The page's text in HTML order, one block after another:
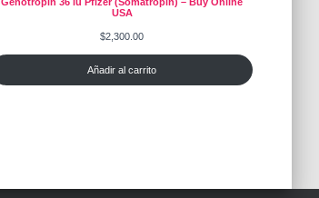
USA
$2,300.00
Añadir al carrito